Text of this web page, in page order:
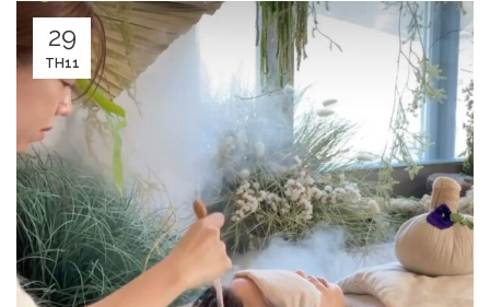
29
TH11